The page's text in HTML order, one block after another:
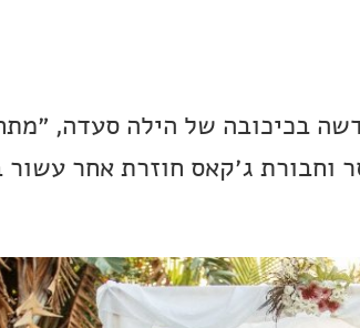
בכיכובה של הילה סעדה,
וחבורת ג׳קאס חוזרת אחר